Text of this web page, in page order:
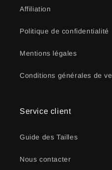
Affiliation
Politique de confidentialité
Mentions légales
Conditions générales de
Service client
Guide des Tailles
Nous contacter